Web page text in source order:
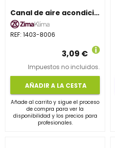
Canal de aire acondicionado ZIMAKLIMA 1403-8006 ancha para sistemas múltiples
REF: 1403-8006
3,09 €
Impuestos no incluidos.
AÑADIR A LA CESTA
Añade al carrito y sigue el proceso
de compra para ver la
disponibilidad y los precios para
profesionales.